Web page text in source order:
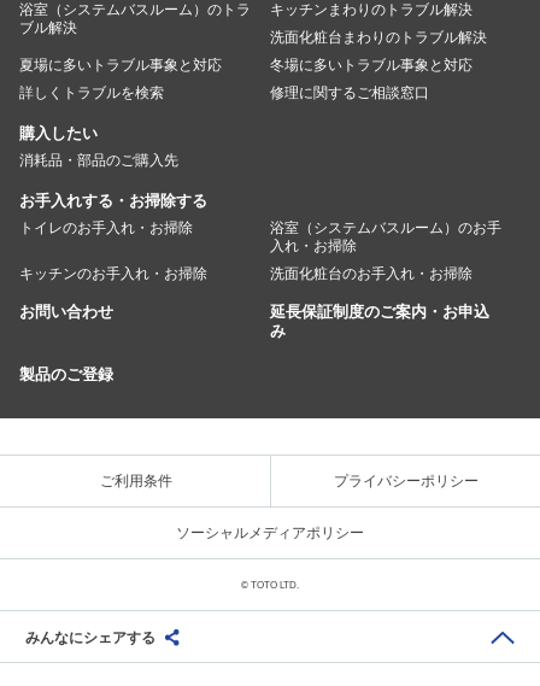
浴室（システムバスルーム）のトラ
ブル解決
キッチンまわりのトラブル解決
洗面化粧台まわりのトラブル解決
夏場に多いトラブル事象と対応
冬場に多いトラブル事象と対応
詳しくトラブルを検索
修理に関するご相談窓口
購入したい
消耗品・部品のご購入先
お手入れする・お掃除する
トイレのお手入れ・お掃除
浴室（システムバスルーム）のお手
入れ・お掃除
キッチンのお手入れ・お掃除
洗面化粧台のお手入れ・お掃除
お問い合わせ
延長保証制度のご案内・お申込
み
製品のご登録
ご利用条件 プライバシーポリシー
ソーシャルメディアポリシー
みんなにシェアする
© TOTO LTD.